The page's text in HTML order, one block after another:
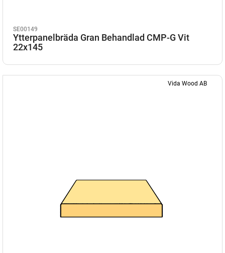
SE00149
Ytterpanelbräda Gran Behandlad CMP-G Vit
22x145
Vida Wood AB